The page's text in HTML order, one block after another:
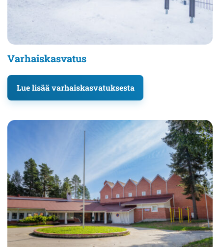
Varhaiskasvatus
Lue lisää varhaiskasvatuksesta